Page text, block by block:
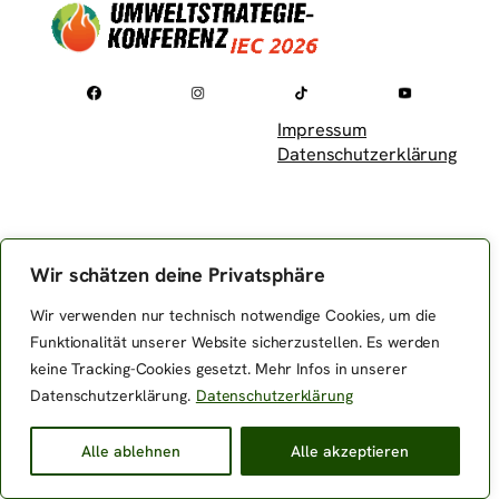
Wir schätzen deine Privatsphäre
Wir verwenden nur technisch notwendige Cookies, um die
Funktionalität unserer Website sicherzustellen. Es werden
keine Tracking-Cookies gesetzt. Mehr Infos in unserer
Datenschutzerklärung. Datenschutzerklärung
Alle ablehnen Alle akzeptieren
Impressum
Datenschutzerklärung